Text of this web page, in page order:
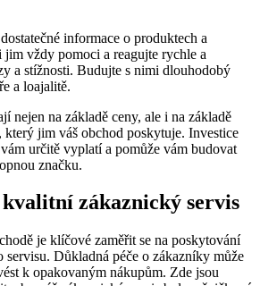
informace o produktech a
vždy pomoci a reagujte rychle a
a stížnosti. Budujte s nimi dlouhodobý
a loajalitě.
nejen na základě ceny, ale i na základě
jim váš obchod poskytuje. Investice
určitě vyplatí a pomůže vám budovat
značku.
kvalitní zákaznický servis
je klíčové zaměřit se na poskytování
Důkladná péče o zákazníky může
k opakovaným nákupům. Zde jsou